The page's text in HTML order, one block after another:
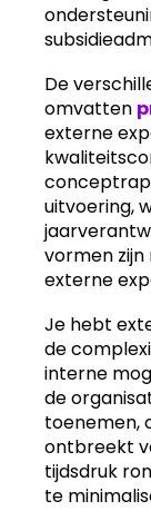
De
omvatten
externe
uitvoering,
vormen zijn
externe
Je hebt
de
interne
de
toenemen,
ontbreekt
tijdsdruk
te